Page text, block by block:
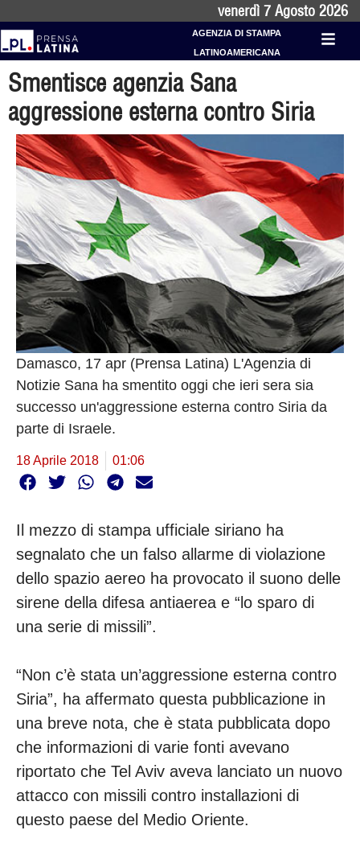
venerdì 7 Agosto 2026
AGENZIA DI STAMPA
LATINOAMERICANA
Smentisce agenzia Sana
aggressione esterna contro Siria
Damasco, 17 apr (Prensa Latina) L'Agenzia di
Notizie Sana ha smentito oggi che ieri sera sia
successo un'aggressione esterna contro Siria da
parte di Israele.
18 Aprile 2018 01:06
Il mezzo di stampa ufficiale siriano ha
segnalato che un falso allarme di violazione
dello spazio aereo ha provocato il suono delle
sirene della difesa antiaerea e “lo sparo di
una serie di missili”.
“Non c’è stata un’aggressione esterna contro
Siria”, ha affermato questa pubblicazione in
una breve nota, che è stata pubblicata dopo
che informazioni di varie fonti avevano
riportato che Tel Aviv aveva lanciato un nuovo
attacco con missili contro installazioni di
questo paese del Medio Oriente.